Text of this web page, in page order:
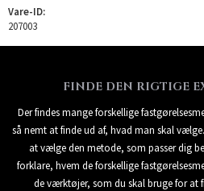
Vare-ID:
207003
FINDE DEN RIGTIGE
Der findes mange forskellige
så nemt at finde ud af, hvad man skal
at vælge den metode, som passer dig
forklare, hvem de forskellige
de værktøjer, som du skal bruge for at